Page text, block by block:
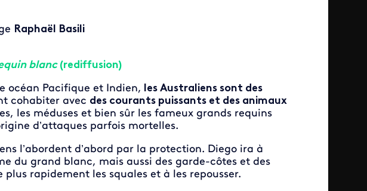
Raphaël Basili
blanc(rediffusion)
océan Pacifique et Indien, les Australiens sont des
cohabiter avec des courants puissants et des animaux
les méduses et bien sûr les fameux grands requins
d’attaques parfois mortelles.
l’abordent d’abord par la protection. Diego ira à
du grand blanc, mais aussi des garde-côtes et des
rapidement les squales et à les repousser.